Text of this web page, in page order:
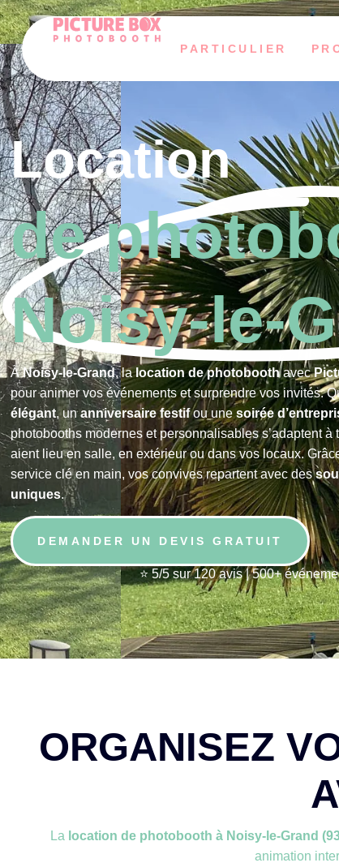
PARTICULIER
Location
de
Noisy-le-
ÀNoisy-le-Grand, lalocation de photoboothavec
pour animer vos événements et surprendre vos invités.
élégant, unanniversaire festifou une soirée
photobooths modernes et personnalisables s’adaptent à
aient lieu en salle, en extérieur ou dans vos locaux.
service clé en main, vos convives repartent avec des
uniques.
DEMANDER UN DEVIS GRATUIT
⭐ 5/5 sur 120 avis | 500+
ORGANISEZ
La location de photobooth à Noisy-le-Grand
animation